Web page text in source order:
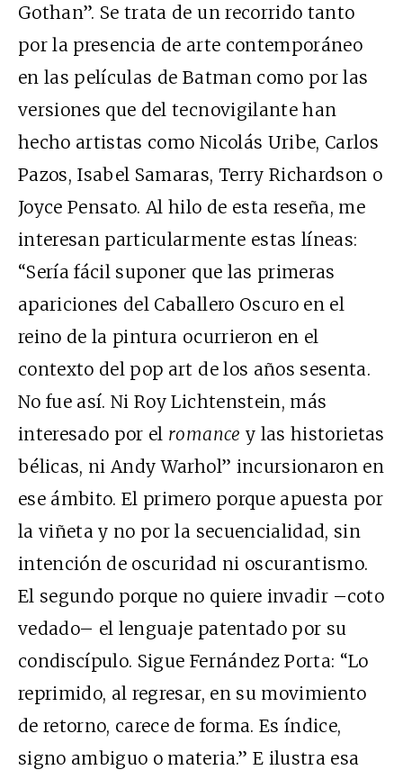
Gothan”. Se trata de un recorrido tanto
por la presencia de arte contemporáneo
en las películas de Batman como por las
versiones que del tecnovigilante han
hecho artistas como Nicolás Uribe, Carlos
Pazos, Isabel Samaras, Terry Richardson o
Joyce Pensato. Al hilo de esta reseña, me
interesan particularmente estas líneas:
“Sería fácil suponer que las primeras
apariciones del Caballero Oscuro en el
reino de la pintura ocurrieron en el
contexto del pop art de los años sesenta.
No fue así. Ni Roy Lichtenstein, más
interesado por el romance y las historietas
bélicas, ni Andy Warhol” incursionaron en
ese ámbito. El primero porque apuesta por
la viñeta y no por la secuencialidad, sin
intención de oscuridad ni oscurantismo.
El segundo porque no quiere invadir –coto
vedado– el lenguaje patentado por su
condiscípulo. Sigue Fernández Porta: “Lo
reprimido, al regresar, en su movimiento
de retorno, carece de forma. Es índice,
signo ambiguo o materia.” E ilustra esa